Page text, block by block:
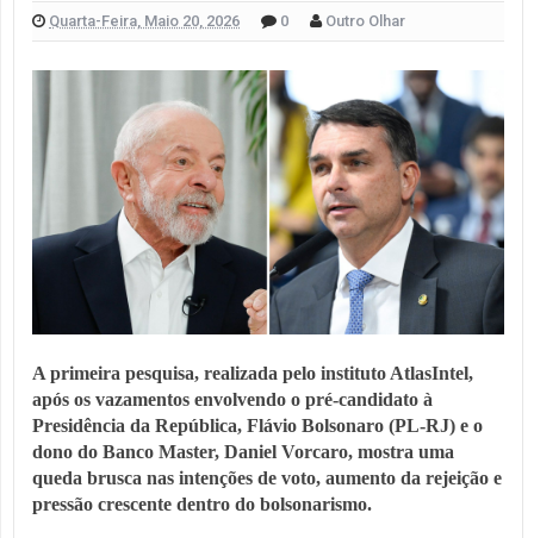
Quarta-Feira, Maio 20, 2026 0 Outro Olhar
A primeira pesquisa, realizada pelo instituto AtlasIntel,
após os vazamentos envolvendo o pré-candidato à
Presidência da República, Flávio Bolsonaro (PL-RJ) e o
dono do Banco Master, Daniel Vorcaro, mostra uma
queda brusca nas intenções de voto, aumento da rejeição e
pressão crescente dentro do bolsonarismo.